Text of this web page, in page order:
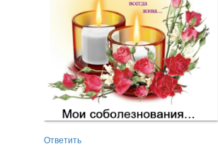
Ответить